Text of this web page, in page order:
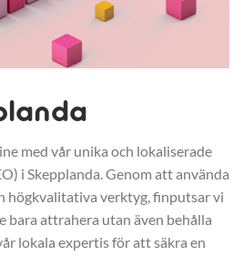
med vår unika och lokaliserade
i Skepplanda. Genom att använda
högkvalitativa verktyg, finputsar vi
attrahera utan även behålla
lokala expertis för att säkra en